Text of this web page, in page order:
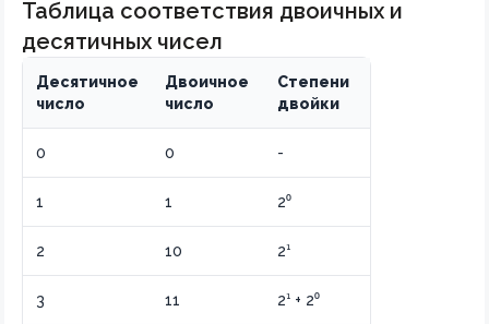
Таблица соответствия двоичных и
десятичных чисел
Десятичное
число
Двоичное
число
Степени
двойки
0 0 -
1 1 2⁰
2 10 2¹
3 11 2¹ + 2⁰